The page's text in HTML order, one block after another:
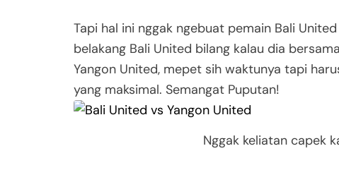
Tapi hal ini nggak ngebuat pemain Bali
belakang Bali United bilang kalau dia
Yangon United, mepet sih waktunya tapi
yang maksimal. Semangat Puputan!
Nggak keliatan capek